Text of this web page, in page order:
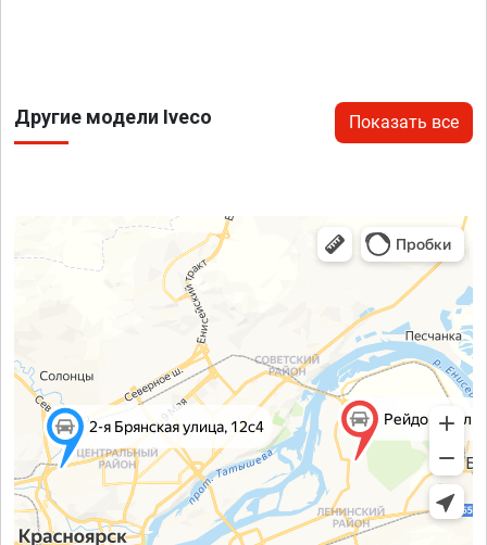
Другие модели Iveco Показать все